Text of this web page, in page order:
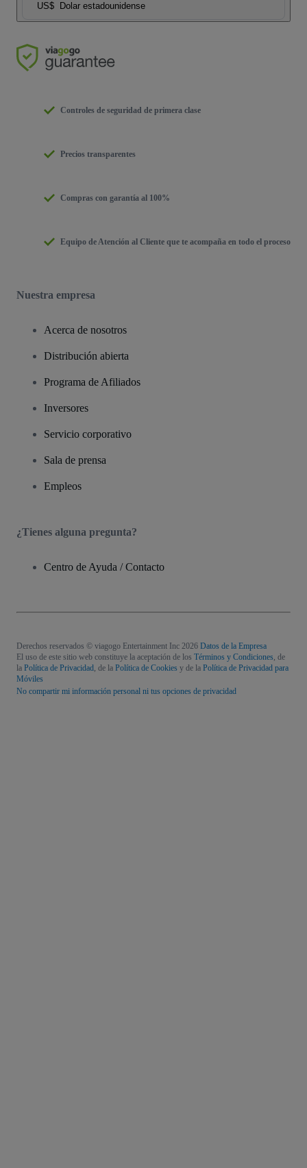
US$ Dolar estadounidense
Controles de seguridad de primera clase
Precios transparentes
Compras con garantía al 100%
Equipo de Atención al Cliente que te acompaña en todo el proceso
Nuestra empresa
Acerca de nosotros
Distribución abierta
Programa de Afiliados
Inversores
Servicio corporativo
Sala de prensa
Empleos
¿Tienes alguna pregunta?
Centro de Ayuda / Contacto
Derechos reservados © viagogo Entertainment Inc 2026 Datos de la Empresa
El uso de este sitio web constituye la aceptación de los Términos y Condiciones, de
la Política de Privacidad, de la Política de Cookies y de la Política de Privacidad para
Móviles
No compartir mi información personal ni tus opciones de privacidad